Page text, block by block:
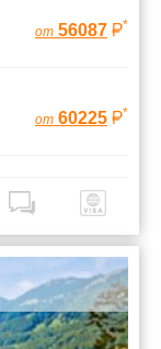
от 56087 *
от 60225 *